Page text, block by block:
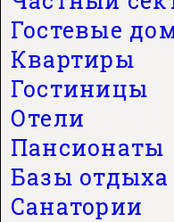
Гостевые
Квартиры
Гостиницы
Отели
Пансионаты
Базы отдыха
Санатории